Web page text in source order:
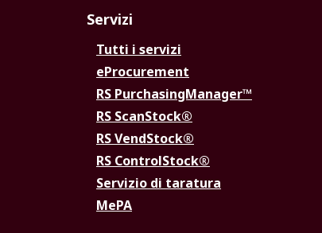
Servizi
Tutti i servizi
eProcurement
RS PurchasingManager™
RS ScanStock®
RS VendStock®
RS ControlStock®
Servizio di taratura
MePA